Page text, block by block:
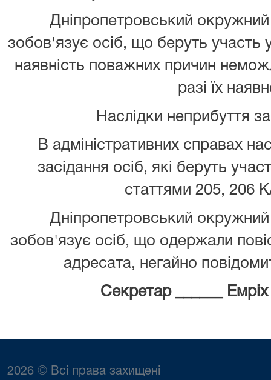
Дніпропетровський окружний
зобов'язує осіб, що беруть участь
наявність поважних причин
разі їх
Наслідки неприбуття
В адміністративних справах
засідання осіб, які беруть
статтями 205, 206
Дніпропетровський окружний
зобов'язує осіб, що одержали
адресата, негайно
Секретар ______
2026 © Всі права захищені